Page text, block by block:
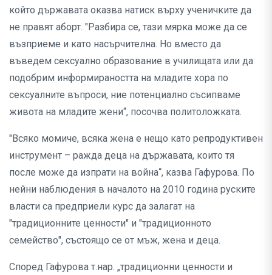
който държавата оказва натиск върху ученичките да
не правят аборт. "Разбира се, тази мярка може да се
възприеме и като насърчителна. Но вместо да
въведем сексуално образование в училищата или да
подобрим информираността на младите хора по
сексуалните въпроси, ние потенциално съсипваме
живота на младите жени“, посочва политоложката.
"Всяко момиче, всяка жена е нещо като репродуктивен
инструмент – ражда деца на държавата, които тя
после може да изпрати на война“, казва Гафурова. По
нейни наблюдения в началото на 2010 година руските
власти са предприели курс да залагат на
"традиционните ценности" и "традиционното
семейство", състоящо се от мъж, жена и деца.
Според Гафурова т.нар. „традиционни ценности и